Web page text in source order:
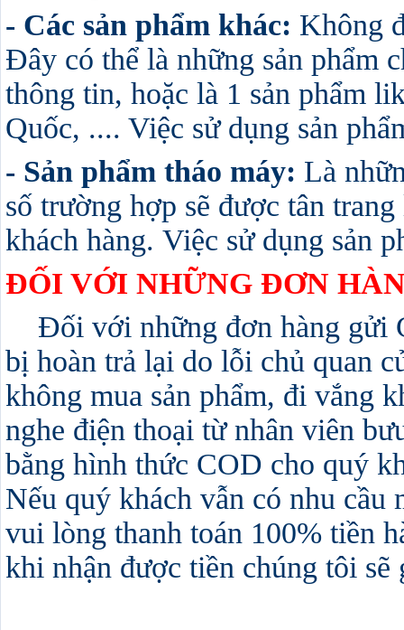
- Các sản phẩm khác: Không
Đây có thể là những sản phẩm
thông tin, hoặc là 1 sản phẩm
Quốc, .... Việc sử dụng sản
- Sản phẩm tháo máy: Là
số trường hợp sẽ được tân
khách hàng. Việc sử dụng sản
ĐỐI VỚI NHỮNG ĐƠN
Đối với những đơn hàng gửi
bị hoàn trả lại do lỗi chủ quan
không mua sản phẩm, đi vắng
nghe điện thoại từ nhân viên
bằng hình thức COD cho quý
Nếu quý khách vẫn có nhu cầu
vui lòng thanh toán 100% tiền
khi nhận được tiền chúng tôi sẽ